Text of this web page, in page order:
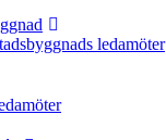
ledamöter